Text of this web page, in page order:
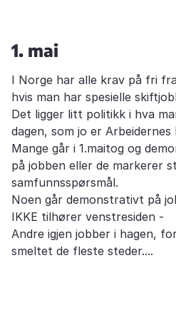
1. mai
I Norge har alle krav på fri
hvis man har spesielle
Det ligger litt politikk i hva
dagen, som jo er Arbeidernes
Mange går i 1.maitog og
på jobben eller de markerer
samfunnsspørsmål.
Noen går demonstrativt på
IKKE tilhører venstresiden -
Andre igjen jobber i hagen,
smeltet de fleste steder....